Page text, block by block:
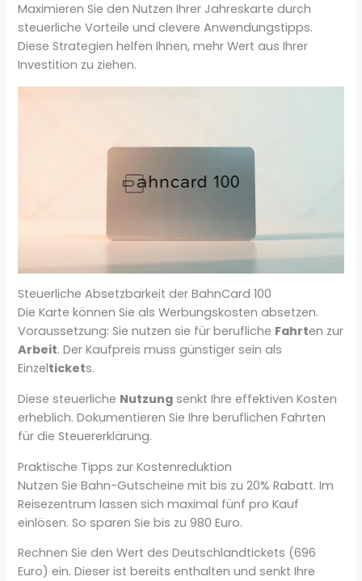
Maximieren Sie den Nutzen Ihrer Jahreskarte durch
steuerliche Vorteile und clevere Anwendungstipps.
Diese Strategien helfen Ihnen, mehr Wert aus Ihrer
Investition zu ziehen.
Steuerliche Absetzbarkeit der BahnCard 100
Die Karte können Sie als Werbungskosten absetzen.
Voraussetzung: Sie nutzen sie für berufliche Fahrten zur
Arbeit. Der Kaufpreis muss günstiger sein als
Einzeltickets.
Diese steuerliche Nutzung senkt Ihre effektiven Kosten
erheblich. Dokumentieren Sie Ihre beruflichen Fahrten
für die Steuererklärung.
Praktische Tipps zur Kostenreduktion
Nutzen Sie Bahn-Gutscheine mit bis zu 20% Rabatt. Im
Reisezentrum lassen sich maximal fünf pro Kauf
einlösen. So sparen Sie bis zu 980 Euro.
Rechnen Sie den Wert des Deutschlandtickets (696
Euro) ein. Dieser ist bereits enthalten und senkt Ihre